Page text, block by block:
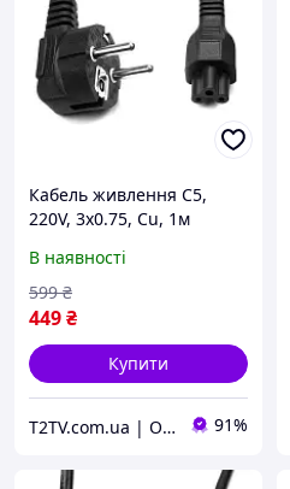
Кабель живлення C5,
220V, 3x0.75, Cu, 1м
В наявності
449₴
599 ₴
Купити
T2TV.com.ua | Онлайн Гипермаркет 91%